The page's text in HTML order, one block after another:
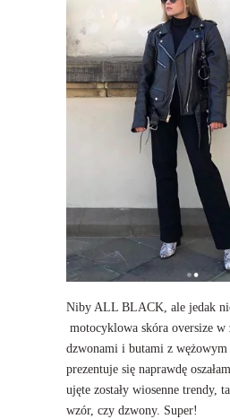
Niby ALL BLACK, ale jedak
motocyklowa skóra oversize w
dzwonami i butami z
prezentuje się naprawdę
ujęte zostały wiosenne trendy,
wzór, czy dzwony. Super!